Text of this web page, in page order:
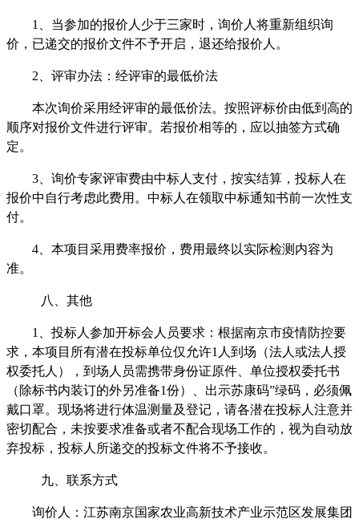
1 、当参加的报价 人少于三家时， 询价 人将重新组织询
价，已递交的报价文件不予开启，退还给报价 人。
2 、评审办法：经评审的最低价法
本次询价采用经评审的最低价法。按照评标价由低到高的
顺序对报价文件进行评审。若报价相等的，应以抽签方式确
定。
3 、询价专家评审费由中标人支付，按实结算，投标人在
报价中自行考虑此费用。中标人在领取中标通知书前一次性支
付。
4
本项目采用费率报价，费用最终以实际检测内容为
准。
八、其他
1
、投标人参加开标会人员要求：根据南京市疫情防控要
求，本项目所有潜在投标单位仅允许1 人到场（法人或法人授
权委托人），到场人员需携带身份证原件、单位授权委托书
（除标书内装订的外另准备1份）、出示苏康码”绿码，必须佩
戴口罩。现场将进行体温测量及登记，请各潜在投标人注意并
密切配合，未按要求准备或者不配合现场工作的，视为自动放
弃投标，投标人所递交的投标文件将不予接收。
九 、联系方式
询价 人： 江苏南京国家农业高新技术产业示范区发展集团